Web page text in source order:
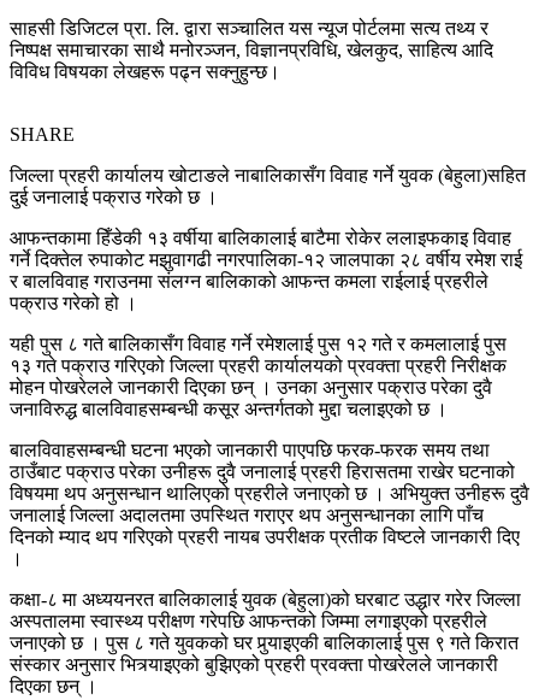
साहसी डिजिटल प्रा. लि. द्वारा सञ्चालित यस न्यूज पोर्टलमा सत्य तथ्य र
निष्पक्ष समाचारका साथै मनोरञ्जन, विज्ञानप्रविधि, खेलकुद, साहित्य आदि
विविध विषयका लेखहरू पढ्न सक्नुहुन्छ।
SHARE
जिल्ला प्रहरी कार्यालय खोटाङले नाबालिकासँग विवाह गर्ने युवक (बेहुला)सहित
दुई जनालाई पक्राउ गरेको छ ।
आफन्तकामा हिँडेकी १३ वर्षीया बालिकालाई बाटैमा रोकेर ललाइफकाइ विवाह
गर्ने दिक्तेल रुपाकोट मझुवागढी नगरपालिका-१२ जालपाका २८ वर्षीय रमेश राई
र बालविवाह गराउनमा संलग्न बालिकाको आफन्त कमला राईलाई प्रहरीले
पक्राउ गरेको हो ।
यही पुस ८ गते बालिकासँग विवाह गर्ने रमेशलाई पुस १२ गते र कमलालाई पुस
१३ गते पक्राउ गरिएको जिल्ला प्रहरी कार्यालयको प्रवक्ता प्रहरी निरीक्षक
मोहन पोखरेलले जानकारी दिएका छन् । उनका अनुसार पक्राउ परेका दुवै
जनाविरुद्ध बालविवाहसम्बन्धी कसूर अन्तर्गतको मुद्दा चलाइएको छ ।
बालविवाहसम्बन्धी घटना भएको जानकारी पाएपछि फरक-फरक समय तथा
ठाउँबाट पक्राउ परेका उनीहरू दुवै जनालाई प्रहरी हिरासतमा राखेर घटनाको
विषयमा थप अनुसन्धान थालिएको प्रहरीले जनाएको छ । अभियुक्त उनीहरू दुवै
जनालाई जिल्ला अदालतमा उपस्थित गराएर थप अनुसन्धानका लागि पाँच
दिनको म्याद थप गरिएको प्रहरी नायब उपरीक्षक प्रतीक विष्टले जानकारी दिए
।
कक्षा-८ मा अध्ययनरत बालिकालाई युवक (बेहुला)को घरबाट उद्धार गरेर जिल्ला
अस्पतालमा स्वास्थ्य परीक्षण गरेपछि आफन्तको जिम्मा लगाइएको प्रहरीले
जनाएको छ । पुस ८ गते युवकको घर पुर्‍याइएकी बालिकालाई पुस ९ गते किरात
संस्कार अनुसार भित्र्याइएको बुझिएको प्रहरी प्रवक्ता पोखरेलले जानकारी
दिएका छन् ।